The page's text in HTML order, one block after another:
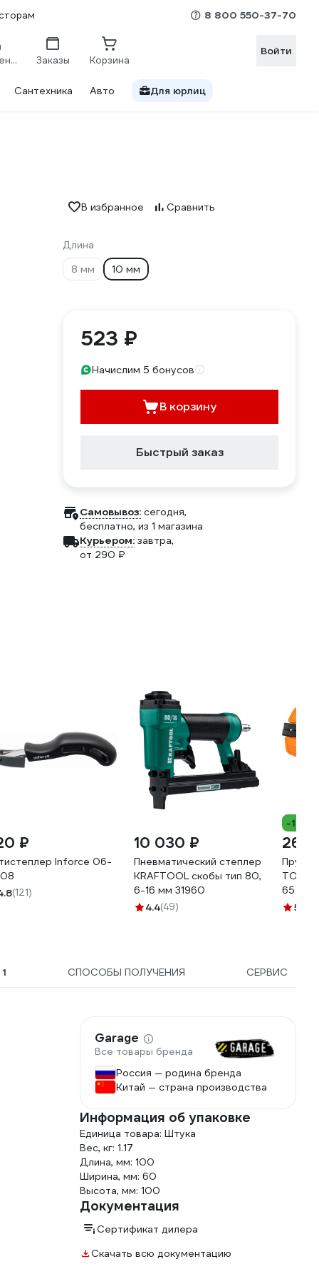
8 800 550-37-70
Сравнение Заказы Корзина
Войти
Сантехника Авто Для юрлиц
В избранное Сравнить
Длина
8 мм
10 мм
523 ₽
Начислим 5 бонусов
В корзину
Быстрый заказ
Самовывоз: сегодня,
бесплатно, из 1 магазина
Курьером: завтра,
от 290 ₽
₽
Inforce 06-
(121)
10 030 ₽
Пневматический степлер
KRAFTOOL скобы тип 80,
6-16 мм 31960
4.4(49)
-13%
261
65 мм
5
1 СПОСОБЫ ПОЛУЧЕНИЯ СЕРВИС
Garage
Все товары бренда
Россия — родина бренда
Китай — страна производства
Информация об упаковке
Единица товара: Штука
Вес, кг: 1.17
Длина, мм: 100
Ширина, мм: 60
Высота, мм: 100
Документация
Сертификат дилера
Скачать всю документацию